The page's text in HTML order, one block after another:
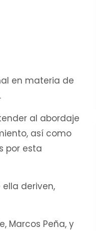
en materia de
al abordaje
así como
por esta
deriven,
Marcos Peña, y